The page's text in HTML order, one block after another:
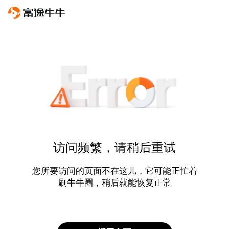
访问频繁，请稍后重试
您所要访问的页面不在这儿，它可能正忙着
刷牛牛圈，稍后就能恢复正常